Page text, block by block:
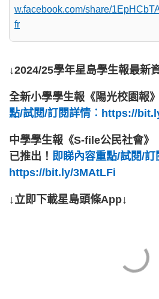
w.facebook.com/share/
fr
↓2024/25學年星島學生報最新
全新小學學生報《陽光校園報
點/試閱/訂閱詳情︰https://
中學學生報《S-file公民社會
已推出！ 即睇內容重點/試閱/訂
https://bit.ly/3MAtLFi
↓立即下載星島頭條App↓